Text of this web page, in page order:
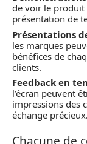
de voir le produit
présentation de
Présentations
les marques
bénéfices de
clients.
Feedback en
l’écran peuvent
impressions des
échange précieux.
Chacune de